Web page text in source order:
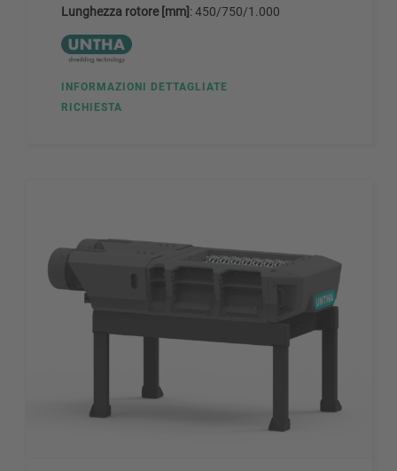
Lunghezza rotore [mm]: 450/750/1.000
INFORMAZIONI DETTAGLIATE
RICHIESTA